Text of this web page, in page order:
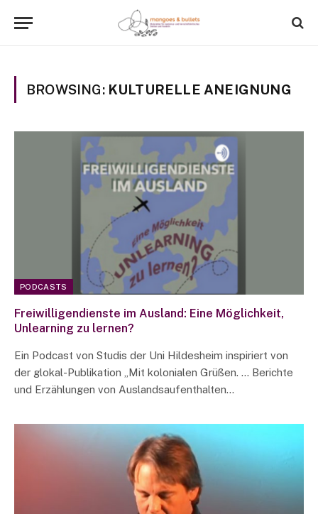
BROWSING: KULTURELLE ANEIGNUNG
PODCASTS
Freiwilligendienste im Ausland: Eine Möglichkeit,
Unlearning zu lernen?
Ein Podcast von Studis der Uni Hildesheim inspiriert von
der glokal-Publikation „Mit kolonialen Grüßen. … Berichte
und Erzählungen von Auslandsaufenthalten…